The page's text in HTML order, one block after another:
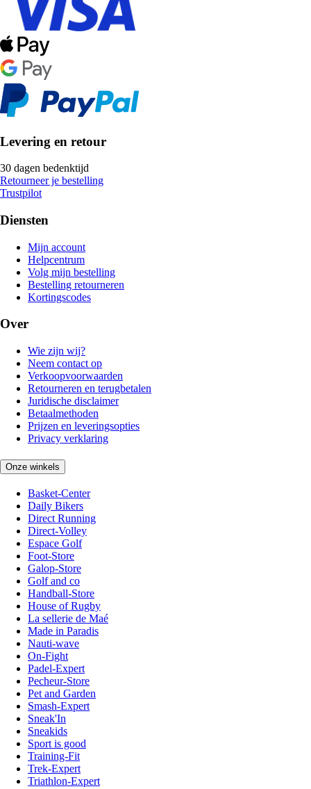
Levering en retour
30 dagen bedenktijd
Retourneer je bestelling
Trustpilot
Diensten
Mijn account
Helpcentrum
Volg mijn bestelling
Bestelling retourneren
Kortingscodes
Over
Wie zijn wij?
Neem contact op
Verkoopvoorwaarden
Retourneren en terugbetalen
Juridische disclaimer
Betaalmethoden
Prijzen en leveringsopties
Privacy verklaring
Onze winkels
Basket-Center
Daily Bikers
Direct Running
Direct-Volley
Espace Golf
Foot-Store
Galop-Store
Golf and co
Handball-Store
House of Rugby
La sellerie de Maé
Made in Paradis
Nauti-wave
On-Fight
Padel-Expert
Pecheur-Store
Pet and Garden
Smash-Expert
Sneak'In
Sneakids
Sport is good
Training-Fit
Trek-Expert
Triathlon-Expert